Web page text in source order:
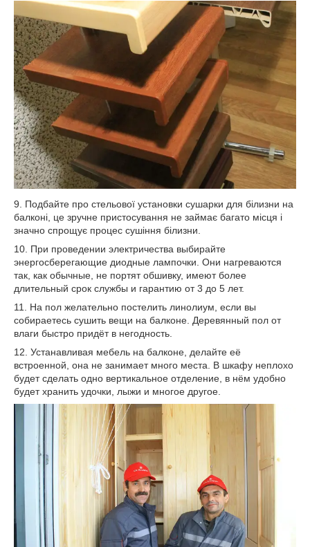
9. Подбайте про стельової установки сушарки для білизни на
балконі, це зручне пристосування не займає багато місця і
значно спрощує процес сушіння білизни.
10. При проведении электричества выбирайте
энергосберегающие диодные лампочки. Они нагреваются
так, как обычные, не портят обшивку, имеют более
длительный срок службы и гарантию от 3 до 5 лет.
11. На пол желательно постелить линолиум, если вы
собираетесь сушить вещи на балконе. Деревянный пол от
влаги быстро придёт в негодность.
12. Устанавливая мебель на балконе, делайте её
встроенной, она не занимает много места. В шкафу неплохо
будет сделать одно вертикальное отделение, в нём удобно
будет хранить удочки, лыжи и многое другое.